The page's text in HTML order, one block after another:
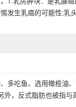
发生乳癌的可能性;乳
多吃鱼、选用橄榄油
外，反式脂肪也被指与